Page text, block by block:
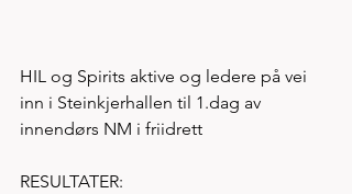
HIL og Spirits aktive og ledere på vei
inn i Steinkjerhallen til 1.dag av
innendørs NM i friidrett
RESULTATER: